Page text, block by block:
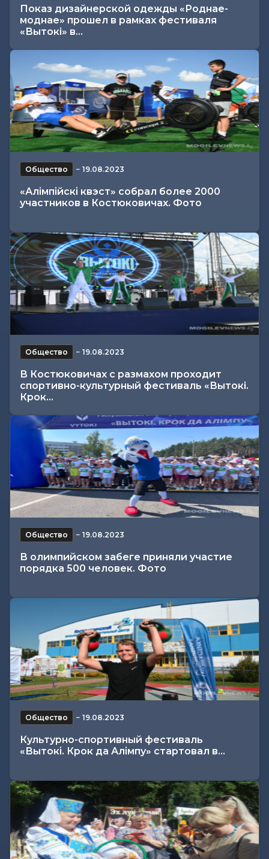
Показ дизайнерской одежды «Роднае-
моднае» прошел в рамках фестиваля
«Вытокi» в...
Общество − 19.08.2023
«Алімпійскі квэст» собрал более 2000
участников в Костюковичах. Фото
Общество − 19.08.2023
В Костюковичах с размахом проходит
спортивно-культурный фестиваль «Вытокi.
Крок...
Общество − 19.08.2023
В олимпийском забеге приняли участие
порядка 500 человек. Фото
Общество − 19.08.2023
Культурно-спортивный фестиваль
«Вытокі. Крок да Алімпу» стартовал в...